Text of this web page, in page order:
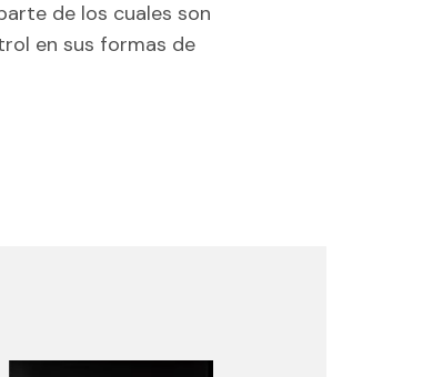
de los cuales son
en sus formas de